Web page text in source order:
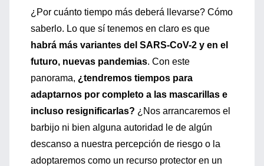
¿Por cuánto tiempo más deberá llevarse? Cómo
saberlo. Lo que sí tenemos en claro es que
habrá más variantes del SARS-CoV-2 y en el
futuro, nuevas pandemias. Con este
panorama, ¿tendremos tiempos para
adaptarnos por completo a las mascarillas e
incluso resignificarlas? ¿Nos arrancaremos el
barbijo ni bien alguna autoridad le de algún
descanso a nuestra percepción de riesgo o la
adoptaremos como un recurso protector en un